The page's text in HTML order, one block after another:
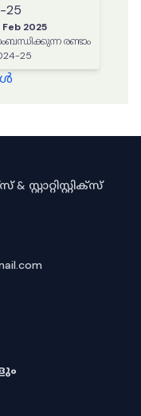
25
Feb 2025
രണ്ടാം
25